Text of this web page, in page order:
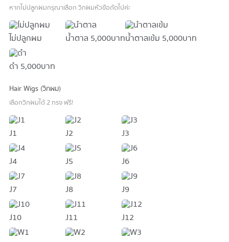
หากไม่ปลูกผมกรุณาเลือก วิกผมหัวข้อถัดไปค่ะ
ไม่ปลูกผม น้ำตาล 5,000 บาทน้ำตาลเข้ม 5,000 บาท
ดำ 5,000 บาท
Hair Wigs (วิกผม)
เลือกวิกผมได้ 2 ทรง ฟรี!
J1 J2 J3
J4 J5 J6
J7 J8 J9
J10 J11 J12